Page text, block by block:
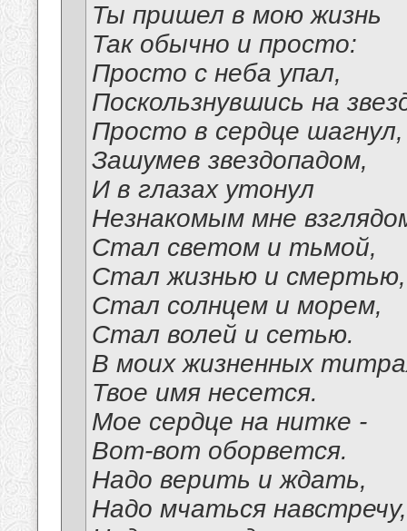
Ты пришел в мою жизнь
Так обычно и просто:
Просто с неба упал,
Поскользнувшись на
Просто в сердце шагнул,
Зашумев звездопадом,
И в глазах утонул
Незнакомым мне
Стал светом и тьмой,
Стал жизнью и смертью,
Стал солнцем и морем,
Стал волей и сетью.
В моих жизненных
Твое имя несется.
Мое сердце на нитке -
Вот-вот оборвется.
Надо верить и ждать,
Надо мчаться навстречу,